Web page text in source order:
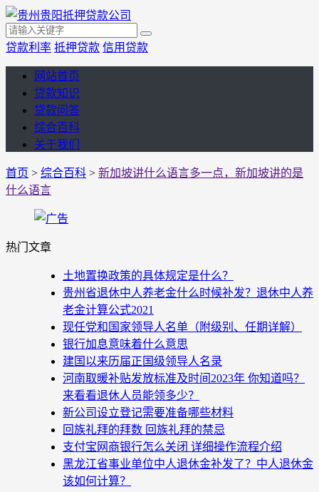
贷款利率 抵押贷款 信用贷款
网站首页
贷款知识
贷款问答
综合百科
关于我们
首页 > 综合百科 > 新加坡讲什么语言多一点，新加坡讲的是
什么语言
热门文章
土地置换政策的具体规定是什么？
贵州省退休中人养老金什么时候补发？退休中人养
老金计算公式2021
现任党和国家领导人名单（附级别、任期详解）
银行加息意味着什么意思
建国以来历届正国级领导人名录
河南取暖补贴发放标准及时间2023年 你知道吗？
来看看退休人员能领多少？
新公司设立登记需要准备哪些材料
回族礼拜的拜数 回族礼拜的禁忌
支付宝网商银行怎么关闭 详细操作流程介绍
黑龙江省事业单位中人退休金补发了？中人退休金
该如何计算？